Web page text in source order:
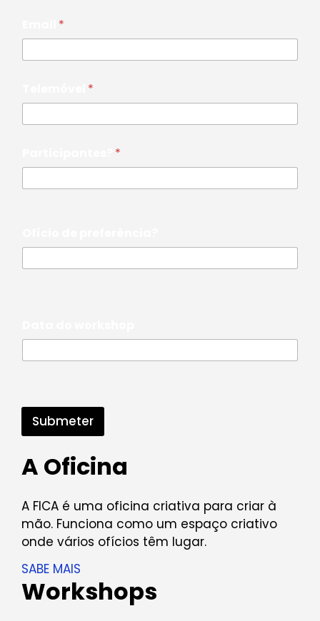
*
*
*
Submeter
A Oficina
A FICA é uma oficina criativa para criar à
mão. Funciona como um espaço criativo
onde vários ofícios têm lugar.
SABE MAIS
Workshops